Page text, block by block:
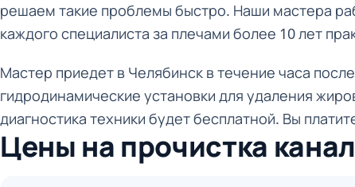
решаем такие проблемы быстро. Наши мастера
каждого специалиста за плечами более 10 лет
Мастер приедет в Челябинск в течение часа
гидродинамические установки для удаления
диагностика техники будет бесплатной. Вы
Цены на прочистка